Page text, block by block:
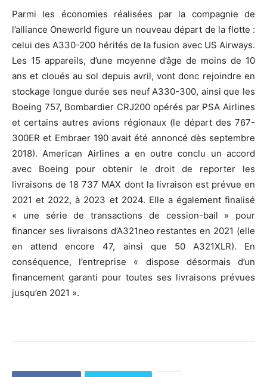
Parmi les économies réalisées par la compagnie de
l’alliance Oneworld figure un nouveau départ de la flotte :
celui des A330-200 hérités de la fusion avec US Airways.
Les 15 appareils, d’une moyenne d’âge de moins de 10
ans et cloués au sol depuis avril, vont donc rejoindre en
stockage longue durée ses neuf A330-300, ainsi que les
Boeing 757, Bombardier CRJ200 opérés par PSA Airlines
et certains autres avions régionaux (le départ des 767-
300ER et Embraer 190 avait été annoncé dès septembre
2018). American Airlines a en outre conclu un accord
avec Boeing pour obtenir le droit de reporter les
livraisons de 18 737 MAX dont la livraison est prévue en
2021 et 2022, à 2023 et 2024. Elle a également finalisé
« une série de transactions de cession-bail » pour
financer ses livraisons d’A321neo restantes en 2021 (elle
en attend encore 47, ainsi que 50 A321XLR). En
conséquence, l’entreprise « dispose désormais d’un
financement garanti pour toutes ses livraisons prévues
jusqu’en 2021 ».